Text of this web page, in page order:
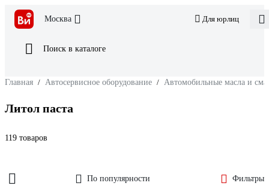
Москва Для юрлиц
Поиск в каталоге
Главная / Автосервисное оборудование / Автомобильные масла и
Литол паста
119 товаров
По популярности Фильтры